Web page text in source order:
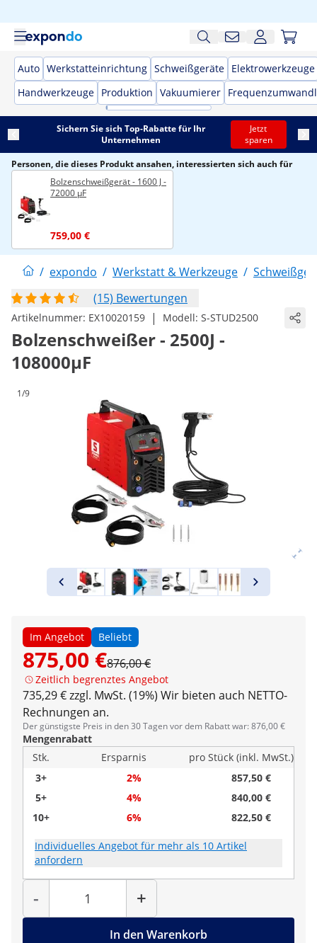
Auto Werkstatteinrichtung Schweißgeräte Elektrowerkzeuge
Handwerkzeuge Produktion Vakuumierer
Sichern Sie sich Top-Rabatte für Ihr
Unternehmen
Jetzt
sparen
Personen, die dieses Produkt ansahen, interessierten sich auch für
Bolzenschweißgerät - 1600 J -
72000 µF
759,00 €
/ expondo / Werkstatt & Werkzeuge /
(15) Bewertungen
Artikelnummer: EX10020159 | Modell: S-STUD2500
Bolzenschweißer - 2500J -
108000μF
1/9
Im Angebot Beliebt
875,00 €876,00 €
Zeitlich begrenztes Angebot
735,29 € zzgl. MwSt. (19%) Wir bieten auch NETTO-
Rechnungen an.
Der günstigste Preis in den 30 Tagen vor dem Rabatt war: 876,00 €
Mengenrabatt
Stk.
Ersparnis
pro Stück (inkl. MwSt.)
3+
2%
857,50 €
5+
4%
840,00 €
10+
6% 822,50 €
Individuelles Angebot für mehr als 10 Artikel
anfordern
-
Menge
+
In den Warenkorb